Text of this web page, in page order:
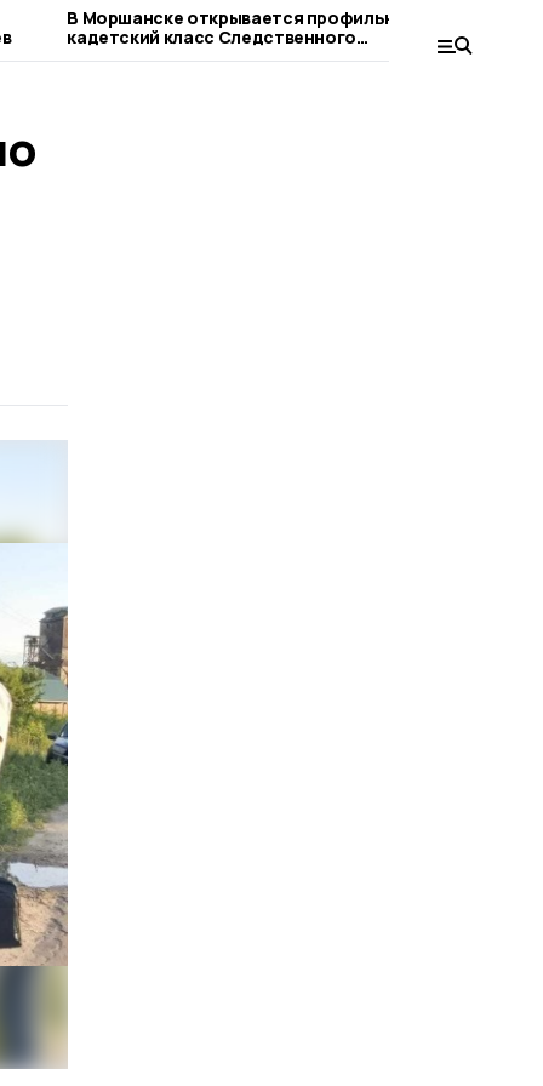
В Моршанске открывается профильный
кадетский класс Следственного
комитета России
выборы –
системы